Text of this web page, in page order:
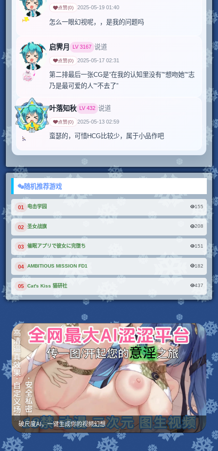
点赞(0) 2025-05-19 01:40
怎么一眼幻视呢，，是我的问题吗
启霁月 LV3167 说道
点赞(0) 2025-05-17 02:31
第二排最后一张CG是“在我的认知里没有”“想吻她”“志
乃是最可爱的人”“不去了”
叶落知秋 LV432 说道
点赞(0) 2025-05-13 02:59
蛮瑟的，可惜HCG比较少，属于小品作吧
随机推荐游戏
01 电击学园 155
02 圣女战旗 208
03 催眠アプリで彼女に完堕ち 151
04 AMBITIOUS MISSION FD1 182
05 Cat's Kiss 猫研社 437
破尺度AI，一键生成你的视频幻想